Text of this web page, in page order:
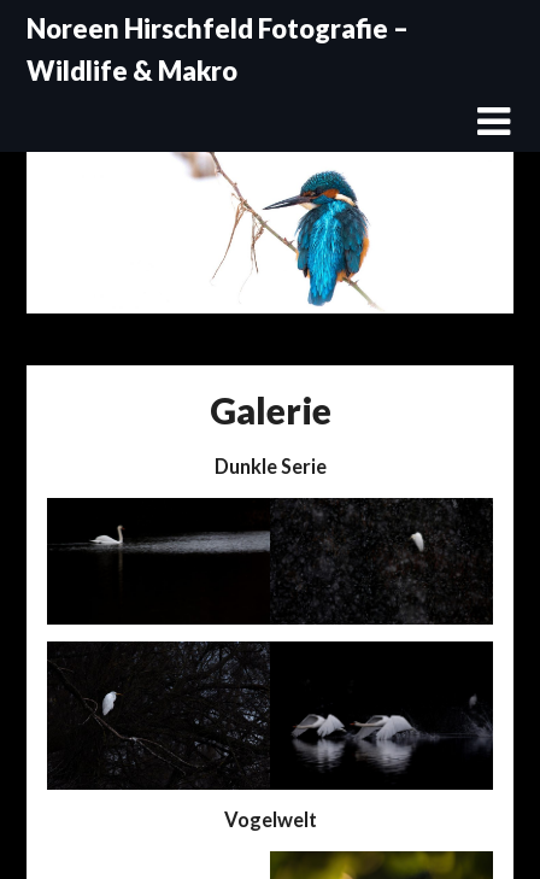
Skip
content
Noreen Hirschfeld Fotografie –
Wildlife & Makro
Galerie
Dunkle Serie
Vogelwelt